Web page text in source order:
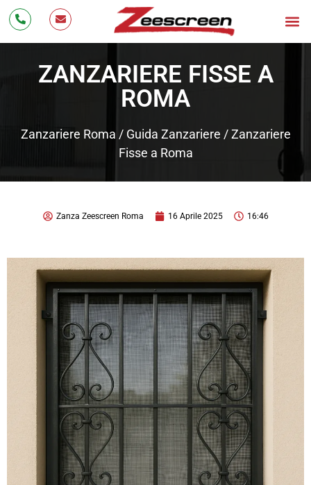
ZANZARIERE FISSE A
ROMA
Zanzariere Roma / Guida Zanzariere /Zanzariere
Fisse a Roma
Zanza Zeescreen Roma 16 Aprile 2025 16:46